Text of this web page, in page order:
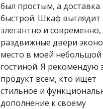
был простым, а доставка
быстрой. Шкаф выглядит
элегантно и современно,
раздвижные двери
место в моей небольшой
гостиной. Я рекомендую
продукт всем, кто ищет
стильное и
дополнение к своему